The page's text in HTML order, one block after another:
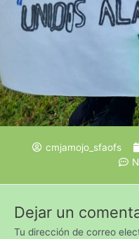
cmjamojo_sfaofs
Dejar un
Tu dirección de correo